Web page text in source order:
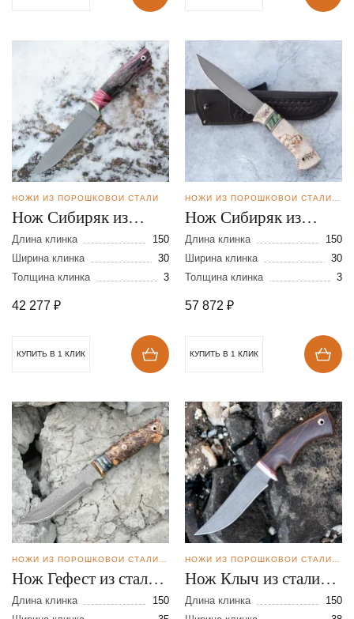
НОЖИ ИЗ ПОРОШКОВОЙ СТАЛИ
Нож Сибиряк из
порошковой стали
CPM REX 121
Длина клинка
150
Ширина клинка
30
Толщина клинка
3
42 277 ₽
КУПИТЬ В 1 КЛИК
Нож Сибиряк из
стали CPM REX 121
Длина клинка
150
Ширина клинка
30
Толщина клинка
3
57 872 ₽
КУПИТЬ В 1 КЛИК
Нож Гефест из стали
CPM REX 121 в
Длина клинка
150
Нож Клыч из стали
CPM REX 121
Длина клинка
150